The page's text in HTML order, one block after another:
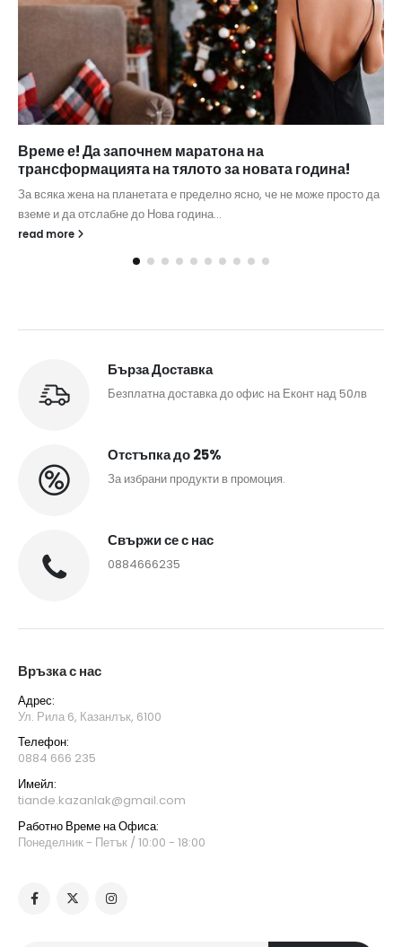
Време е! Да започнем маратона на
трансформацията на тялото за новата година!
За всяка жена на планетата е пределно ясно, че не може просто да
вземе и да отслабне до Нова година...
read more
Бърза Доставка
Безплатна доставка до офис на Еконт над 50лв
Отстъпка до 25%
За избрани продукти в промоция.
Свържи се с нас
0884666235
Връзка с нас
Адрес:
Ул. Рила 6, Казанлък, 6100
Телефон:
0884 666 235
Имейл:
tiande.kazanlak@gmail.com
Работно Време на Офиса:
Понеделник - Петък / 10:00 - 18:00